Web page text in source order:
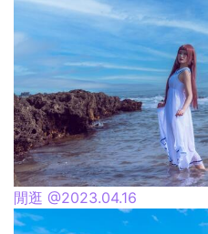
閒逛 @2023.04.16